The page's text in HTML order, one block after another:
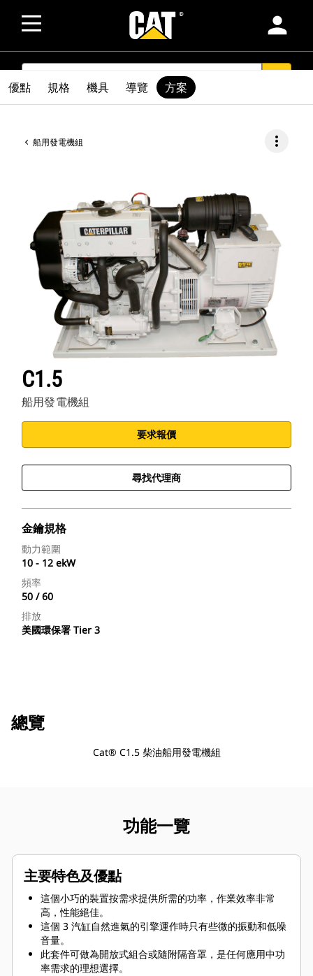
person
SEARCH
船用發電機組 more_vert
C1.5
船用發電機組
要求報價
尋找代理商
金鑰規格
動力範圍
10 - 12 ekW
頻率
50 / 60
排放
美國環保署 Tier 3
優點 規格 機具 導覽 方案
總覽
Cat® C1.5 柴油船用發電機組
功能一覽
主要特色及優點
這個小巧的裝置按需求提供所需的功率，作業效率非常
高，性能絕佳。
這個 3 汽缸自然進氣的引擎運作時只有些微的振動和低噪
音量。
此套件可做為開放式組合或隨附隔音罩，是任何應用中功
率需求的理想選擇。